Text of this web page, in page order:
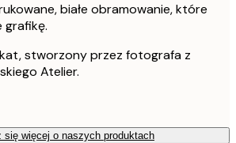
białe obramowanie, które
grafikę.
stworzony przez fotografa z
Atelier.
się więcej o naszych produktach